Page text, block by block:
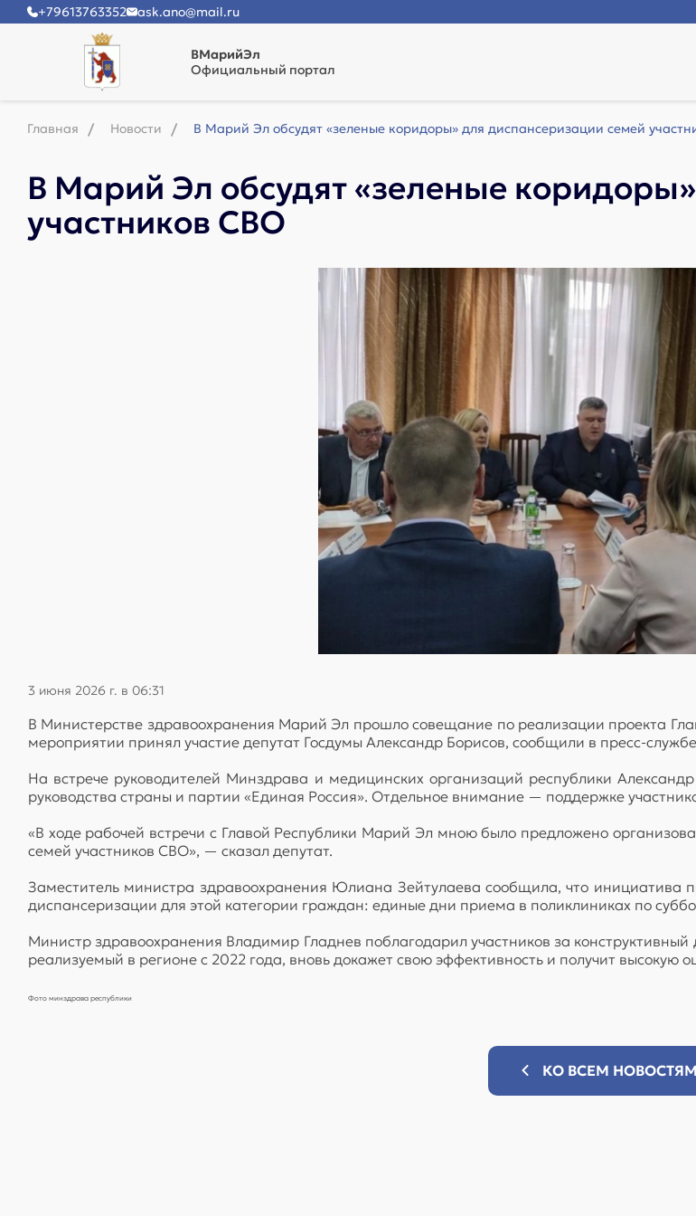
+79613763352 ask.ano@mail.ru
ВМарийЭл
Официальный портал
Главная Новости В Марий Эл обсудят «зеленые коридоры» для диспансеризации семей
В Марий Эл обсудят «зеленые
участников СВО
3 июня 2026 г. в 06:31
В Министерстве здравоохранения Марий Эл прошло совещание по реализации проекта
мероприятии принял участие депутат Госдумы Александр Борисов, сообщили в пресс-
На встрече руководителей Минздрава и медицинских организаций республики
руководства страны и партии «Единая Россия». Отдельное внимание — поддержке
«В ходе рабочей встречи с Главой Республики Марий Эл мною было предложено
семей участников СВО», — сказал депутат.
Заместитель министра здравоохранения Юлиана Зейтулаева сообщила, что инициатива
диспансеризации для этой категории граждан: единые дни приема в поликлиниках по
Министр здравоохранения Владимир Гладнев поблагодарил участников за
реализуемый в регионе с 2022 года, вновь докажет свою эффективность и получит высокую
Фото минздрава республики
КО ВСЕМ НОВОСТЯМ